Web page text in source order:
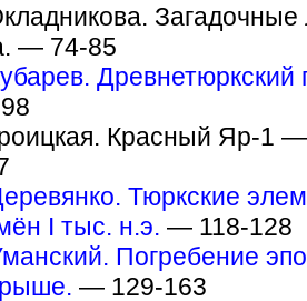
— 74-85
Красный Яр-1 —
Тюркские
I тыс. н.э. — 118-128
Погребение
— 129-163